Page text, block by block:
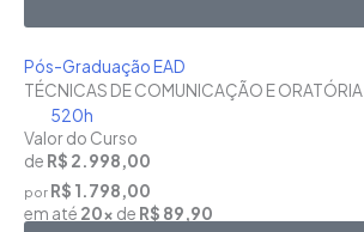
Pós-Graduação EAD
TÉCNICAS DE COMUNICAÇÃO E ORATÓRIA
520h
Valor do Curso
de R$ 2.998,00
por R$ 1.798,00
em até 20x de R$ 89,90